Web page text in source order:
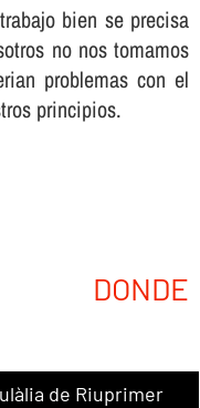
bien se precisa
no nos tomamos
problemas con el
principios.
DONDE
de Riuprimer